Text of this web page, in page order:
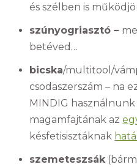
és szélben is
szúnyogriasztó –
betéved…
bicska/multitool/
csodaszerszám – na
MINDIG
magamfajtának az
késfetisisztáknak
szemeteszsák